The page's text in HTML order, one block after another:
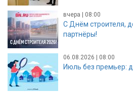
вчера | 08:00
С Днём строителя,
партнёры!
06.08.2026 | 08:00
Июль без премьер: